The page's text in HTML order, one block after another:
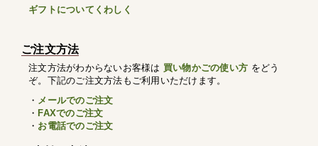
ギフトについてくわしく
ご注文方法
注文方法がわからないお客様は 買い物かごの使い方 をどう
ぞ。下記のご注文方法もご利用いただけます。
・ メールでのご注文
・ FAXでのご注文
・ お電話でのご注文